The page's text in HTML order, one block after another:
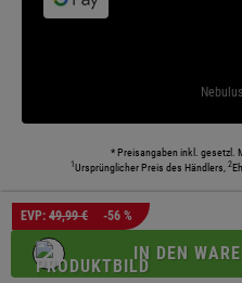
EVP: 49,99 € -56 %
IN DEN
* Preisangaben inkl. gesetzl.
1Ursprünglicher Preis des Händlers, 2
Die abgebildeten Models und
dargestellten Produkte